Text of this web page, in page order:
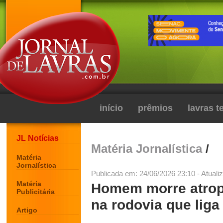
início prêmios lavras
JL Notícias
Matéria
Jornalística
Matéria
Publicitária
Artigo
Matéria Jornalística/
Publicada em: 24/06/2026 23:10 -
Homem morre
na rodovia que